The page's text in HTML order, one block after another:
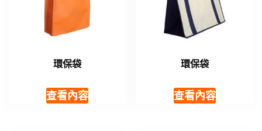
環保袋
查看內容
環保袋
查看內容